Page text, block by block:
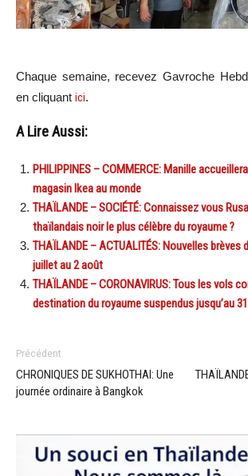
Chaque semaine, recevez Gavroche
en cliquant ici.
A Lire Aussi:
PHILIPPINES – COMMERCE: Manille
magasin Ikea au monde
THAÏLANDE – SOCIÉTÉ: Connaissez vous
thaïlandais noir le plus célèbre du royaume ?
THAÏLANDE – ACTUALITÉS: Nouvelles brèves
juillet au 2 août
THAÏLANDE – CORONAVIRUS: Tous les vols
destination du royaume suspendus jusqu’au
Précédent
CHRONIQUES DE SUKHOTHAI: Une
journée ordinaire à Bangkok